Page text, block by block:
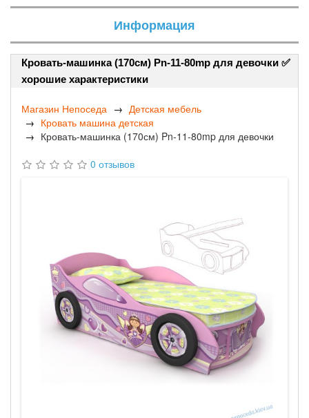
Информация
Кровать-машинка (170см) Pn-11-80mp для девочки ✅
хорошие характеристики
Магазин Непоседа
Детская мебель
Кровать машина детская
Кровать-машинка (170см) Pn-11-80mp для девочки
0 отзывов